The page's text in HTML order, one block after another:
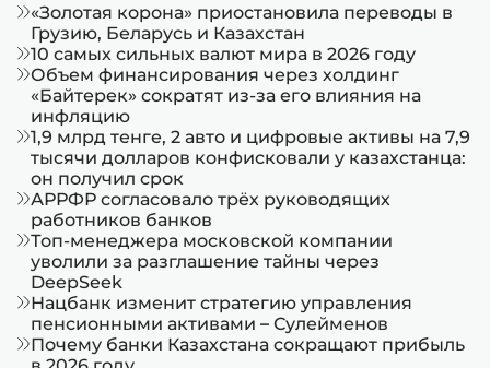
«Золотая корона» приостановила переводы в
Грузию, Беларусь и Казахстан
10 самых сильных валют мира в 2026 году
Объем финансирования через холдинг
«Байтерек» сократят из-за его влияния на
инфляцию
1,9 млрд тенге, 2 авто и цифровые активы на 7,9
тысячи долларов конфисковали у казахстанца:
он получил срок
АРРФР согласовало трёх руководящих
работников банков
Топ-менеджера московской компании
уволили за разглашение тайны через
DeepSeek
Нацбанк изменит стратегию управления
пенсионными активами – Сулейменов
Почему банки Казахстана сокращают прибыль